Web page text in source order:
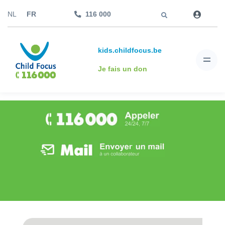
NL FR 116 000
kids.childfocus.be
Je fais un don